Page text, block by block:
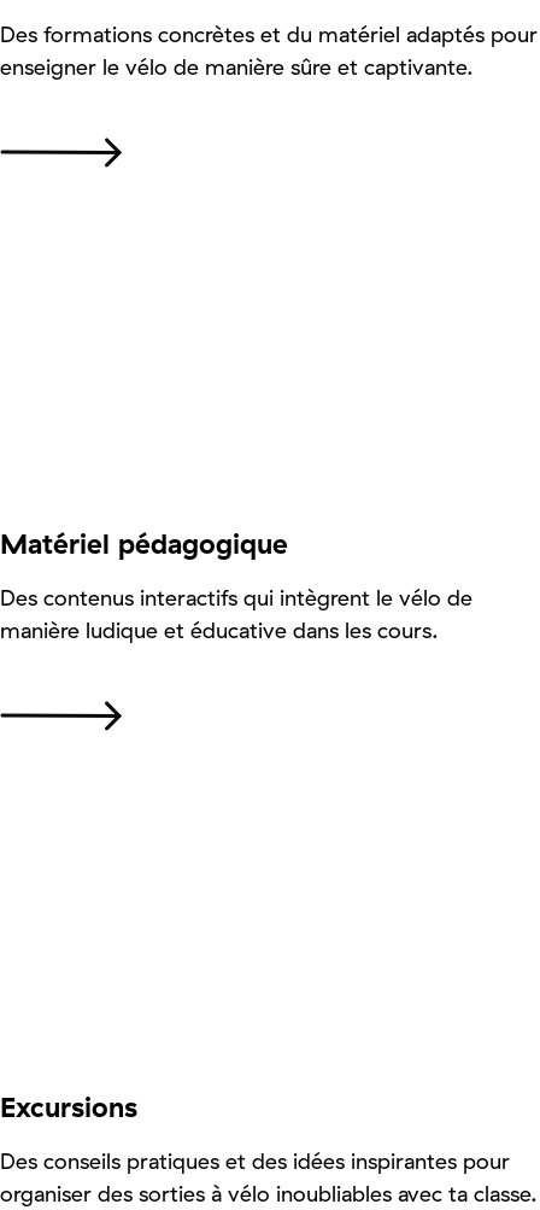
Des formations concrètes et du matériel adaptés pour
enseigner le vélo de manière sûre et captivante.
Matériel pédagogique
Des contenus interactifs qui intègrent le vélo de
manière ludique et éducative dans les cours.
Excursions
Des conseils pratiques et des idées inspirantes pour
organiser des sorties à vélo inoubliables avec ta classe.